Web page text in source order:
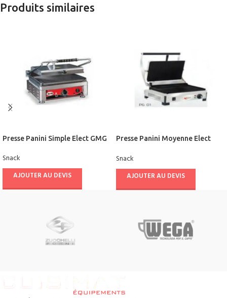
Produits similaires
Presse Panini Simple Elect GMG
Snack
AJOUTER AU DEVIS
Presse Panini Moyenne Elect
Snack
AJOUTER AU DEVIS